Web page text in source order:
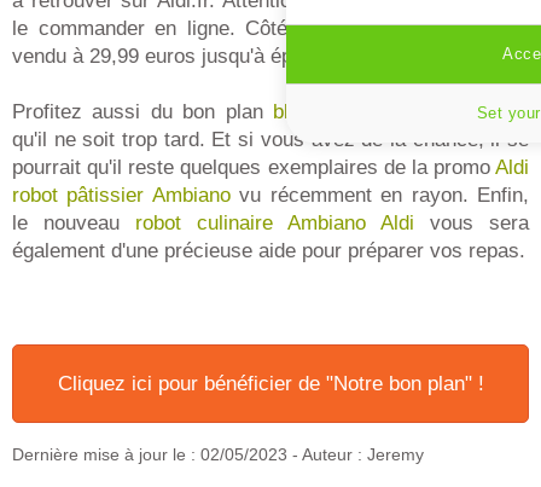
le commander en ligne. Côté tarif, le four à pizza est
vendu à 29,99 euros jusqu'à épuisement des stocks.
Profitez aussi du bon plan blender Ambiano Aldi
avant
qu'il ne soit trop tard. Et si vous avez de la chance, il se
pourrait qu'il reste quelques exemplaires de la promo Aldi
robot pâtissier Ambianovu récemment en rayon. Enfin,
le nouveau robot culinaire Ambiano Aldi vous sera
également d'une précieuse aide pour préparer vos repas.
Cliquez ici pour bénéficier de "Notre bon plan" !
Dernière mise à jour le : 02/05/2023 - Auteur : Jeremy
Set